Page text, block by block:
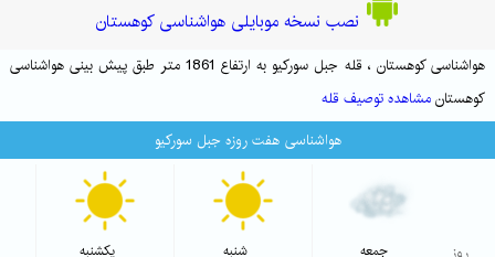
نصب نسخه موبایلی هواشناسی کوهستان
هواشناسی کوهستان ، قله جبل سورکیو به ارتفاع 1861 متر طبق پیش بینی هواشناسی
کوهستانمشاهده توصیف قله
هواشناسی هفت روزه جبل سورکیو
جمعه شنبه یکشنبه